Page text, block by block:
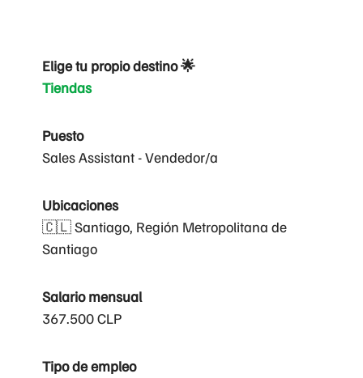
Elige tu propio destino 🌟
Tiendas
Puesto
Sales Assistant - Vendedor/a
Ubicaciones
🇨🇱 Santiago, Región Metropolitana de
Santiago
Salario mensual
367.500 CLP
Tipo de empleo